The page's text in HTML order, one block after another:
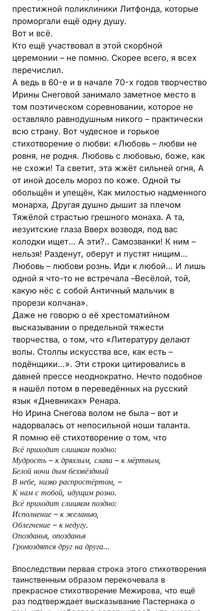
престижной поликлиники Литфонда, которые
проморгали ещё одну душу.
Вот и всё.
Кто ещё участвовал в этой скорбной
церемонии – не помню. Скорее всего, я всех
перечислил.
А ведь в 60-е и в начале 70-х годов творчество
Ирины Снеговой занимало заметное место в
том поэтическом соревновании, которое не
оставляло равнодушным никого – практически
всю страну. Вот чудесное и горькое
стихотворение о любви: «Любовь – любви не
ровня, не родня. Любовь с любовью, боже, как
не схожи! Та светит, эта жжёт сильней огня, А
от иной досель мороз по коже. Одной ты
обольщён и улещён, Как милостью надменного
монарха, Другая душно дышит за плечом
Тяжёлой страстью грешного монаха. А та,
иезуитские глаза Вверх возводя, под вас
колодки ищет… А эти?.. Самозванки! К ним –
нельзя! Разденут, оберут и пустят нищим…
Любовь – любови рознь. Иди к любой… И лишь
одной я что-то не встречала –Весёлой, той,
какую нёс с собой Античный мальчик в
прорези колчана».
Даже не говорю о её хрестоматийном
высказывании о предельной тяжести
творчества, о том, что «Литературу делают
волы. Столпы искусства все, как есть –
подёнщики…». Эти строки цитировались в
давней прессе неоднократно. Нечто подобное
я нашёл потом в переведённых на русский
язык «Дневниках» Ренара.
Но Ирина Снегова волом не была – вот и
надорвалась от непосильной ноши таланта.
Я помню её стихотворение о том, что
Всё приходит слишком поздно:
Мудрость – к дряхлым, слава – к мёртвым,
Белой ночи дым беззвёздный
В небе, низко распростёртом, –
К нам с тобой, идущим розно.
Всё приходит слишком поздно:
Исполнение – к желанью,
Облегчение – к недугу.
Опозданья, опозданья
Громоздятся друг на друга…
Впоследствии первая строка этого стихотворения
таинственным образом перекочевала в
прекрасное стихотворение Межирова, что ещё
раз подтверждает высказывание Пастернака о